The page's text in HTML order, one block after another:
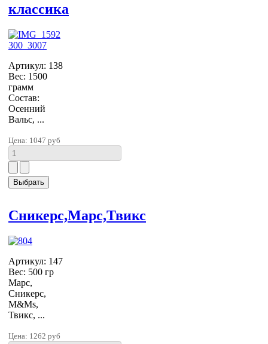
классика
Артикул: 138
Вес: 1500
грамм
Состав:
Осенний
Вальс, ...
Цена: 1047 руб
Сникерс,Марс,Твикс
Артикул: 147
Вес: 500 гр
Марс,
Сникерс,
M&Ms,
Твикс, ...
Цена: 1262 руб